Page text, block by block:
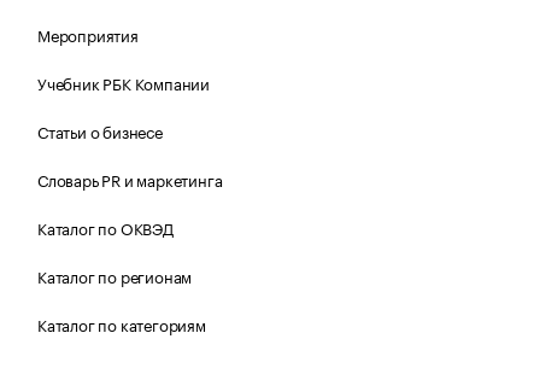
Мероприятия
Учебник РБК Компании
Статьи о бизнесе
Словарь PR и маркетинга
Каталог по ОКВЭД
Каталог по регионам
Каталог по категориям